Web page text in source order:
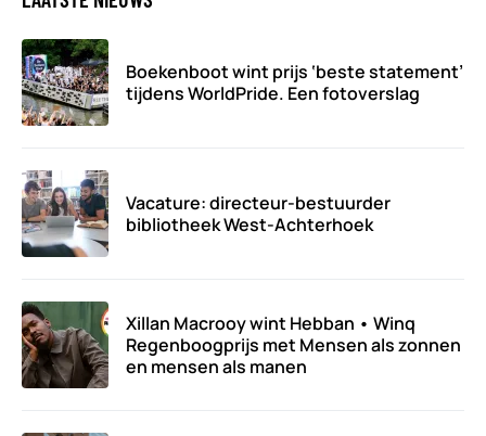
Boekenboot wint prijs ‘beste statement’
tijdens WorldPride. Een fotoverslag
Vacature: directeur-bestuurder
bibliotheek West-Achterhoek
Xillan Macrooy wint Hebban • Winq
Regenboogprijs met Mensen als zonnen
en mensen als manen